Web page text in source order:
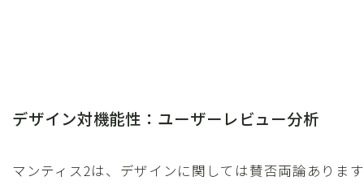
デザイン対機能性：ユーザーレビュー分析
マンティス2は、デザインに関しては賛否両論ありま